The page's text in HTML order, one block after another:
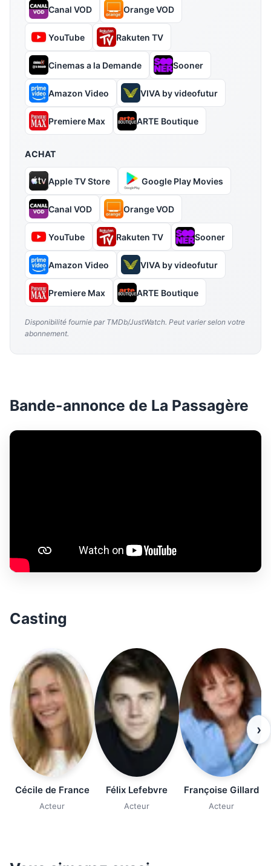
Canal VOD Orange VOD
YouTube Rakuten TV
Cinemas a la Demande Sooner
Amazon Video VIVA by videofutur
Premiere Max ARTE Boutique
ACHAT
Apple TV Store Google Play Movies
Canal VOD Orange VOD
YouTube Rakuten TV Sooner
Amazon Video VIVA by videofutur
Premiere Max ARTE Boutique
Disponibilité fournie par TMDb/JustWatch. Peut varier selon votre
abonnement.
Bande-annonce de La Passagère
Casting
Cécile de France
Acteur
Félix Lefebvre
Acteur
Françoise Gillard
Acteur
›